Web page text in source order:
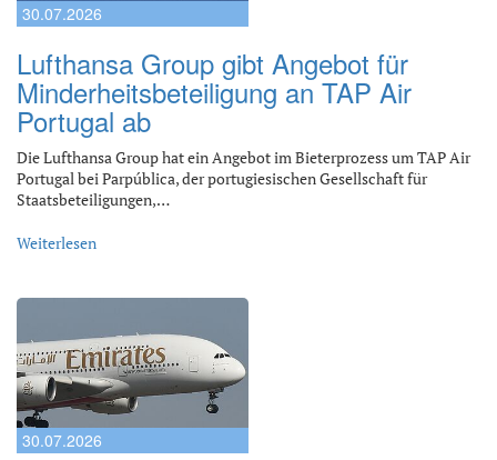
30.07.2026
Lufthansa Group gibt Angebot für
Minderheitsbeteiligung an TAP Air
Portugal ab
Die Lufthansa Group hat ein Angebot im Bieterprozess um TAP Air
Portugal bei Parpública, der portugiesischen Gesellschaft für
Staatsbeteiligungen,…
Weiterlesen
30.07.2026